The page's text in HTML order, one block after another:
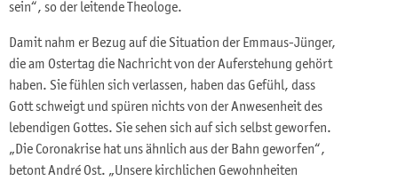
sein“, so der leitende Theologe.
Damit nahm er Bezug auf die Situation der Emmaus-Jünger,
die am Ostertag die Nachricht von der Auferstehung gehört
haben. Sie fühlen sich verlassen, haben das Gefühl, dass
Gott schweigt und spüren nichts von der Anwesenheit des
lebendigen Gottes. Sie sehen sich auf sich selbst geworfen.
„Die Coronakrise hat uns ähnlich aus der Bahn geworfen“,
betont André Ost. „Unsere kirchlichen Gewohnheiten